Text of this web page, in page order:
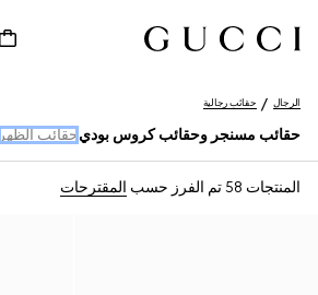
الرجال حقائب رجالية
حقائب مسنجر وحقائب كروس بودي حقائب الظهر
المنتجات 58 تم الفرز حسب المقترحات